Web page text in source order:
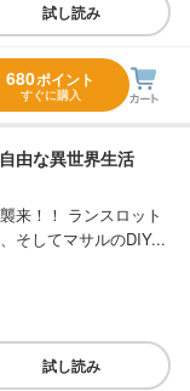
試し読み
680ポイント
すぐに購入
由な異世界生活
来！！ ランスロット
そしてマサルのDIY...
試し読み